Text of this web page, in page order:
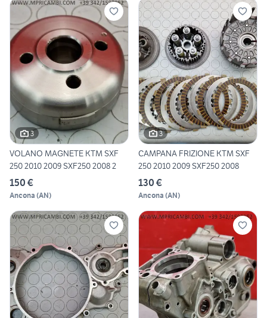
3
VOLANO MAGNETE KTM SXF
250 2010 2009 SXF250 2008 2
150 €
Ancona (AN)
3
CAMPANA FRIZIONE KTM SXF
250 2010 2009 SXF250 2008
130 €
Ancona (AN)